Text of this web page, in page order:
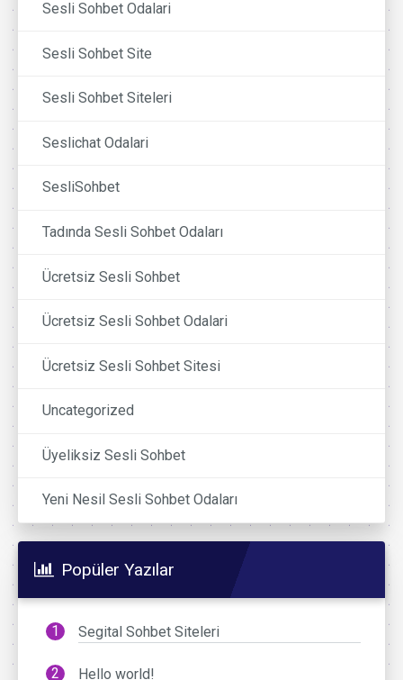
Sesli Sohbet Odalari
Sesli Sohbet Site
Sesli Sohbet Siteleri
Seslichat Odalari
SesliSohbet
Tadında Sesli Sohbet Odaları
Ücretsiz Sesli Sohbet
Ücretsiz Sesli Sohbet Odalari
Ücretsiz Sesli Sohbet Sitesi
Uncategorized
Üyeliksiz Sesli Sohbet
Yeni Nesil Sesli Sohbet Odaları
Popüler Yazılar
Segital Sohbet Siteleri
Hello world!